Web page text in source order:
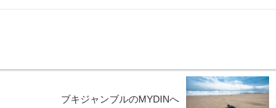
ブキジャンブルのMYDINへ